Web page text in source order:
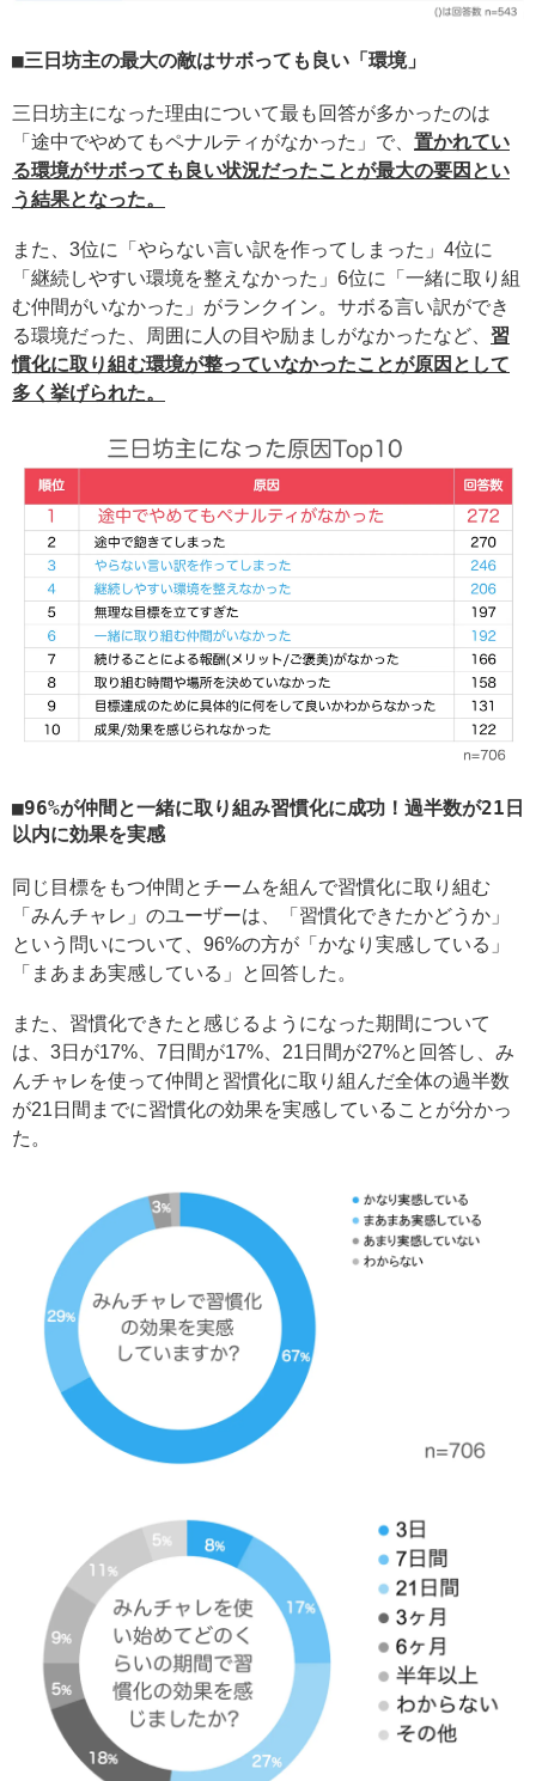
三日坊主の最大の敵はサボっても良い「環境」
三日坊主になった理由について最も回答が多かったのは
「途中でやめてもペナルティがなかった」で、 置かれてい
る環境がサボっても良い状況だったことが最大の要因とい
う結果となった。
また、3位に「やらない言い訳を作ってしまった」4位に
「継続しやすい環境を整えなかった」6位に「一緒に取り組
む仲間がいなかった」がランクイン。サボる言い訳ができ
る環境だった、周囲に人の目や励ましがなかったなど、 習
慣化に取り組む環境が整っていなかったことが原因として
多く挙げられた。
96%が仲間と一緒に取り組み習慣化に成功！過半数が21日
以内に効果を実感
同じ目標をもつ仲間とチームを組んで習慣化に取り組む
「みんチャレ」のユーザーは、「習慣化できたかどうか」
という問いについて、96%の方が「かなり実感している」
「まあまあ実感している」と回答した。
また、習慣化できたと感じるようになった期間について
は、3日が17%、7日間が17%、21日間が27%と回答し、み
んチャレを使って仲間と習慣化に取り組んだ全体の過半数
が21日間までに習慣化の効果を実感していることが分かっ
た。